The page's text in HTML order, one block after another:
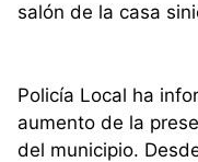
salón de la casa
Policía Local ha
aumento de la
del municipio.